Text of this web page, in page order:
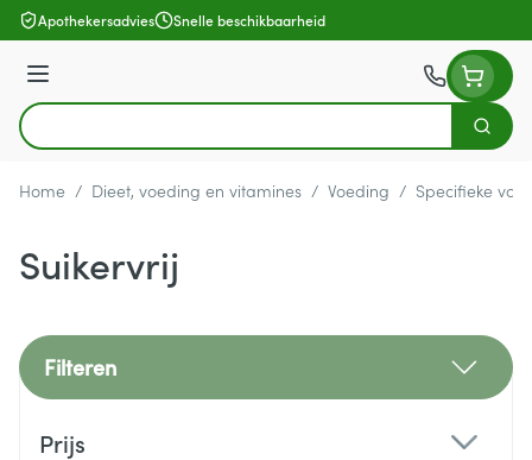
Ga naar de inhoud
Apothekersadvies Snelle beschikbaarheid
Menu
Product, merk, categorie...
Zoek
Home / Dieet, voeding en vitamines / Voeding / Specifieke
Suikervrij
Filteren
Prijs